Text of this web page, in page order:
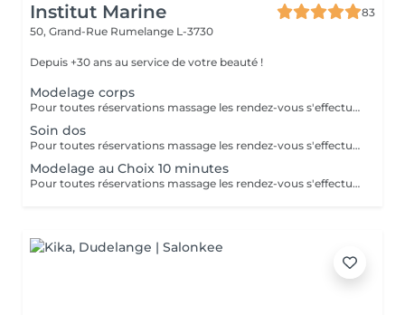
Institut Marine
83
50, Grand-Rue Rumelange L-3730
Depuis +30 ans au service de votre beauté !
Modelage corps
Pour toutes réservations massage les rendez-vous s'effectue par téléphone au 56 51 19 .
Soin dos
Pour toutes réservations massage les rendez-vous s'effectue par téléphone au 56 51 19 .
Modelage au Choix 10 minutes
Pour toutes réservations massage les rendez-vous s'effectue par téléphone au 56 51 19 .